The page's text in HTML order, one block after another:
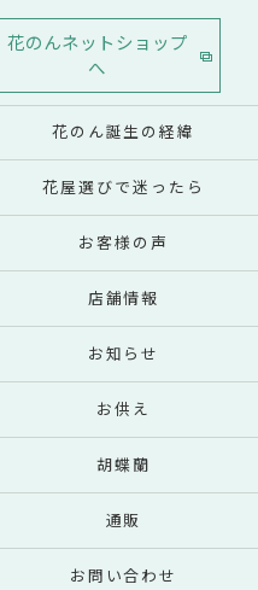
花のんネットショップ
へ
花のん誕生の経緯
花屋選びで迷ったら
お客様の声
店舗情報
お知らせ
お供え
胡蝶蘭
通販
お問い合わせ